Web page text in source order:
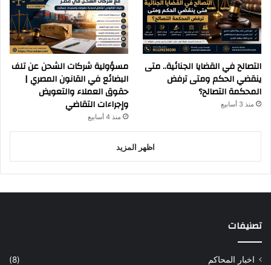
التصالح في القضايا الجنائية.. متى
ينقضي الحكم ومتى ترفض
المحكمة التصالح؟
منذ 3 أسابيع
مسؤولية شركات الشحن عن تلف
البضائع في القانون المصري |
حقوق العملاء والتعويض
وإجراءات التقاضي
منذ 4 أسابيع
اظهر المزيد
تصنيفات
اخبار المحاكم
(8)